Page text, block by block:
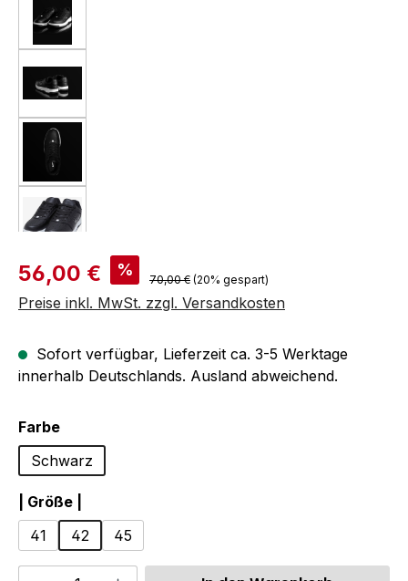
Verkaufspreis:
56,00 € % Regulärer Preis:
70,00 € (20% gespart)
Preise inkl. MwSt. zzgl. Versandkosten
Sofort verfügbar, Lieferzeit ca. 3-5 Werktage
innerhalb Deutschlands. Ausland abweichend.
Farbeauswählen
Schwarz
| Größe |
41
42 45